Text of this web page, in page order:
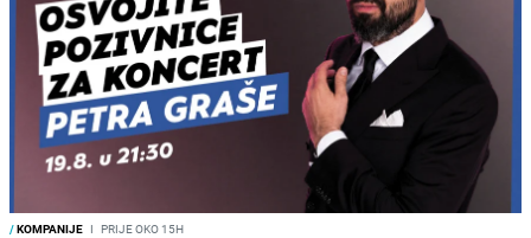
/KOMPANIJE I PRIJE OKO 15H